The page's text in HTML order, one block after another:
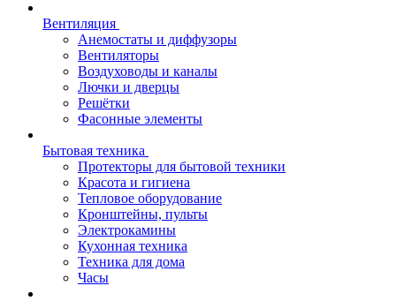
Вентиляция
Анемостаты и диффузоры
Вентиляторы
Воздуховоды и каналы
Лючки и дверцы
Решётки
Фасонные элементы
Бытовая техника
Протекторы для бытовой техники
Красота и гигиена
Тепловое оборудование
Кронштейны, пульты
Электрокамины
Кухонная техника
Техника для дома
Часы